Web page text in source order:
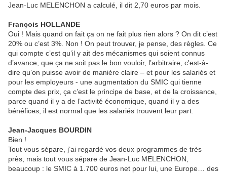
Jean-Luc MELENCHON a calculé, il dit 2,70 euros par mois.
François HOLLANDE
Oui ! Mais quand on fait ça on ne fait plus rien alors ? On dit c’est
20% ou c’est 3%. Non ! On peut trouver, je pense, des règles. Ce
qui compte c’est qu’il y ait des mécanismes qui soient connus
d’avance, que ça ne soit pas le bon vouloir, l’arbitraire, c'est-à-
dire qu’on puisse avoir de manière claire – et pour les salariés et
pour les employeurs - une augmentation du SMIC qui tienne
compte des prix, ça c’est le principe de base, et de la croissance,
parce quand il y a de l’activité économique, quand il y a des
bénéfices, il est normal que les salariés trouvent leur part.
Jean-Jacques BOURDIN
Bien !
Tout vous sépare, j’ai regardé vos deux programmes de très
près, mais tout vous sépare de Jean-Luc MELENCHON,
beaucoup : le SMIC à 1.700 euros net pour lui, une Europe… des